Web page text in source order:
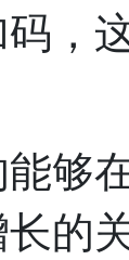
，
够
的